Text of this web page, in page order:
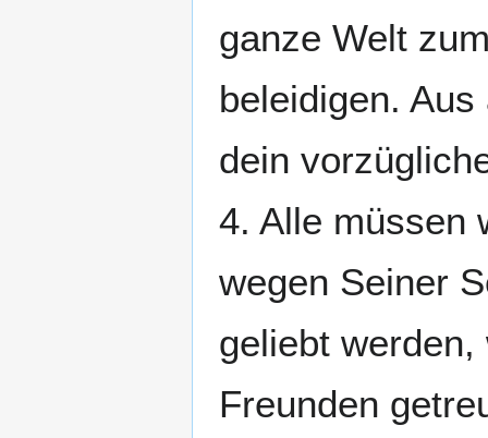
ganze Welt
beleidigen.
dein
4. Alle müssen
wegen Seiner
geliebt
Freunden